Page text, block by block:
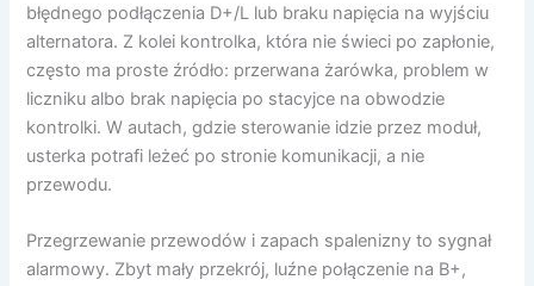
błędnego podłączenia D+/L lub braku napięcia na wyjściu
alternatora. Z kolei kontrolka, która nie świeci po zapłonie,
często ma proste źródło: przerwana żarówka, problem w
liczniku albo brak napięcia po stacyjce na obwodzie
kontrolki. W autach, gdzie sterowanie idzie przez moduł,
usterka potrafi leżeć po stronie komunikacji, a nie
przewodu.
Przegrzewanie przewodów i zapach spalenizny to sygnał
alarmowy. Zbyt mały przekrój, luźne połączenie na B+,